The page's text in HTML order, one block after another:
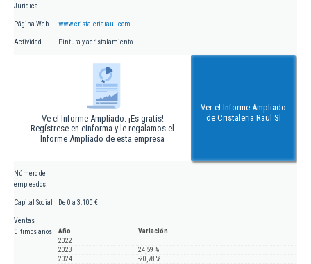
Jurídica
Página Web www.cristaleriaraul.com
Actividad Pintura y acristalamiento
Ve el Informe Ampliado. ¡Es gratis!
Regístrese en eInforma y le regalamos el
Informe Ampliado de esta empresa
Ver el Informe Ampliado
de Cristaleria Raul Sl
Número de
empleados
Capital Social De 0 a 3.100 €
Ventas
últimos años
Año
Variación
2022
2023
24,59 %
2024
-20,78 %